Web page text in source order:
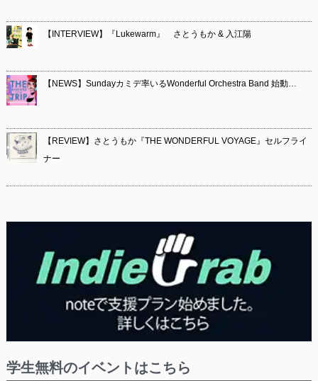
【INTERVIEW】『Lukewarm』 さとうもか & 入江陽
【NEWS】Sundayカミデ率いるWonderful Orchestra Band 始動…
【REVIEW】さとうもか『THE WONDERFUL VOYAGE』セルフライ
ナー
学生無料のイベントはこちら